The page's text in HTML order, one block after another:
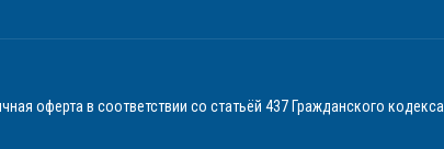
оферта в соответствии со статьёй 437 Гражданского кодекса